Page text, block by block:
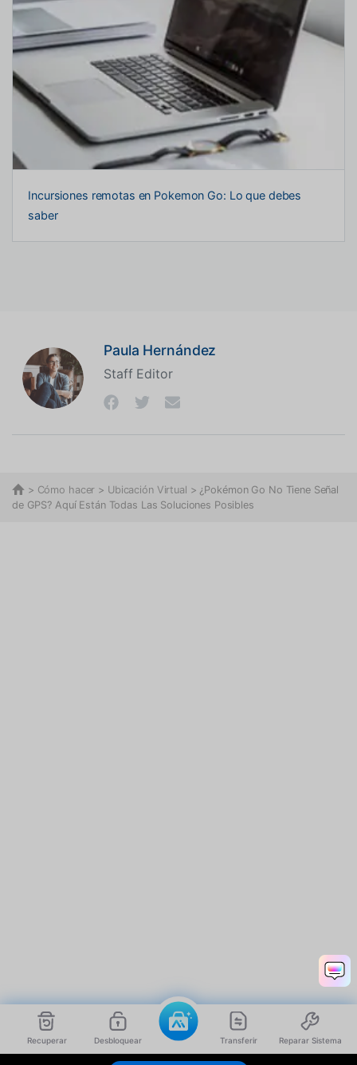
Recuperar Desbloquear Transferir Reparar Sistema
Incursiones remotas en Pokemon Go: Lo que debes
saber
Paula Hernández
Staff Editor
> Cómo hacer > Ubicación Virtual > ¿Pokémon Go No Tiene Señal
de GPS? Aquí Están Todas Las Soluciones Posibles